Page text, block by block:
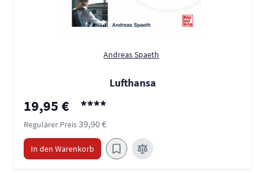
Andreas Spaeth
Lufthansa
Sonderpreis
19,95 € ****
Regulärer Preis39,90 €
In den Warenkorb